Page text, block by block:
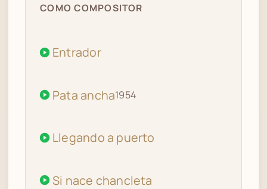
COMO COMPOSITOR
Entrador
Pata ancha1954
Llegando a puerto
Si nace chancleta